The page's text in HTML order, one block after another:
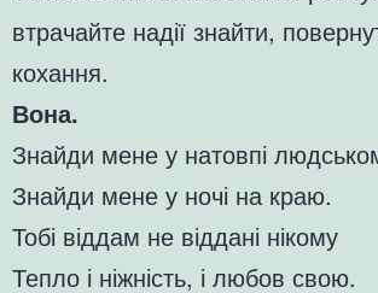
втрачайте надії знайти,
кохання.
Вона.
Знайди мене у натовпі
Знайди мене у ночі на краю.
Тобі віддам не віддані нікому
Тепло і ніжність, і любов свою.